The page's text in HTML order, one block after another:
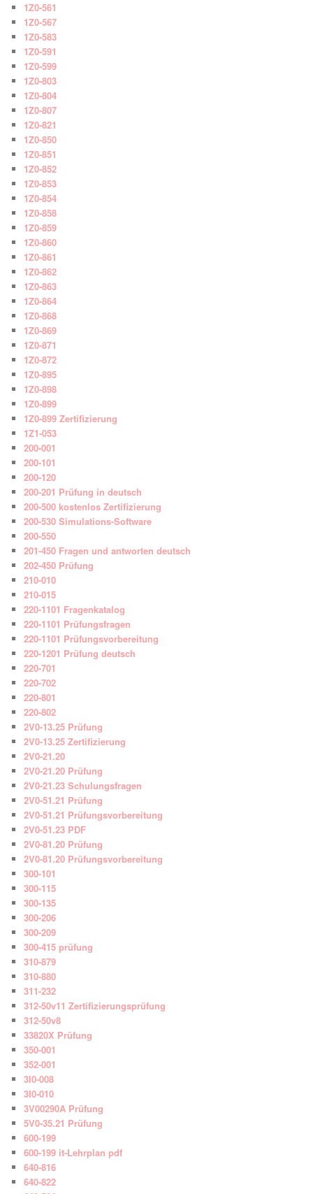
1Z0-561
1Z0-567
1Z0-583
1Z0-591
1Z0-599
1Z0-803
1Z0-804
1Z0-807
1Z0-821
1Z0-850
1Z0-851
1Z0-852
1Z0-853
1Z0-854
1Z0-858
1Z0-859
1Z0-860
1Z0-861
1Z0-862
1Z0-863
1Z0-864
1Z0-868
1Z0-869
1Z0-871
1Z0-872
1Z0-895
1Z0-898
1Z0-899
1Z0-899 Zertifizierung
1Z1-053
200-001
200-101
200-120
200-201 Prüfung in deutsch
200-500 kostenlos Zertifizierung
200-530 Simulations-Software
200-550
201-450 Fragen und antworten deutsch
202-450 Prüfung
210-010
210-015
220-1101 Fragenkatalog
220-1101 Prüfungsfragen
220-1101 Prüfungsvorbereitung
220-1201 Prüfung deutsch
220-701
220-702
220-801
220-802
2V0-13.25 Prüfung
2V0-13.25 Zertifizierung
2V0-21.20
2V0-21.20 Prüfung
2V0-21.23 Schulungsfragen
2V0-51.21 Prüfung
2V0-51.21 Prüfungsvorbereitung
2V0-51.23 PDF
2V0-81.20 Prüfung
2V0-81.20 Prüfungsvorbereitung
300-101
300-115
300-135
300-206
300-209
300-415 prüfung
310-879
310-880
311-232
312-50v11 Zertifizierungsprüfung
312-50v8
33820X Prüfung
350-001
352-001
3I0-008
3I0-010
3V00290A Prüfung
5V0-35.21 Prüfung
600-199
600-199 it-Lehrplan pdf
640-816
640-822